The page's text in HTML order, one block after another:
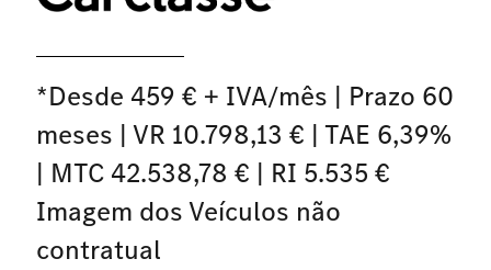
*Desde 459 € + IVA/mês | Prazo 60
meses | VR 10.798,13 € | TAE 6,39%
| MTC 42.538,78 € | RI 5.535 €
Imagem dos Veículos não
contratual